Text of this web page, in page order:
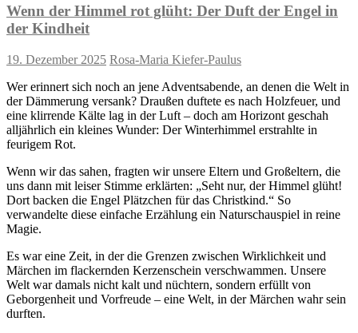
Wenn der Himmel rot glüht: Der Duft der Engel in
der Kindheit
19. Dezember 2025 Rosa-Maria Kiefer-Paulus
Wer erinnert sich noch an jene Adventsabende, an denen die Welt in
der Dämmerung versank? Draußen duftete es nach Holzfeuer, und
eine klirrende Kälte lag in der Luft – doch am Horizont geschah
alljährlich ein kleines Wunder: Der Winterhimmel erstrahlte in
feurigem Rot.
Wenn wir das sahen, fragten wir unsere Eltern und Großeltern, die
uns dann mit leiser Stimme erklärten: „Seht nur, der Himmel glüht!
Dort backen die Engel Plätzchen für das Christkind.“ So
verwandelte diese einfache Erzählung ein Naturschauspiel in reine
Magie.
Es war eine Zeit, in der die Grenzen zwischen Wirklichkeit und
Märchen im flackernden Kerzenschein verschwammen. Unsere
Welt war damals nicht kalt und nüchtern, sondern erfüllt von
Geborgenheit und Vorfreude – eine Welt, in der Märchen wahr sein
durften.